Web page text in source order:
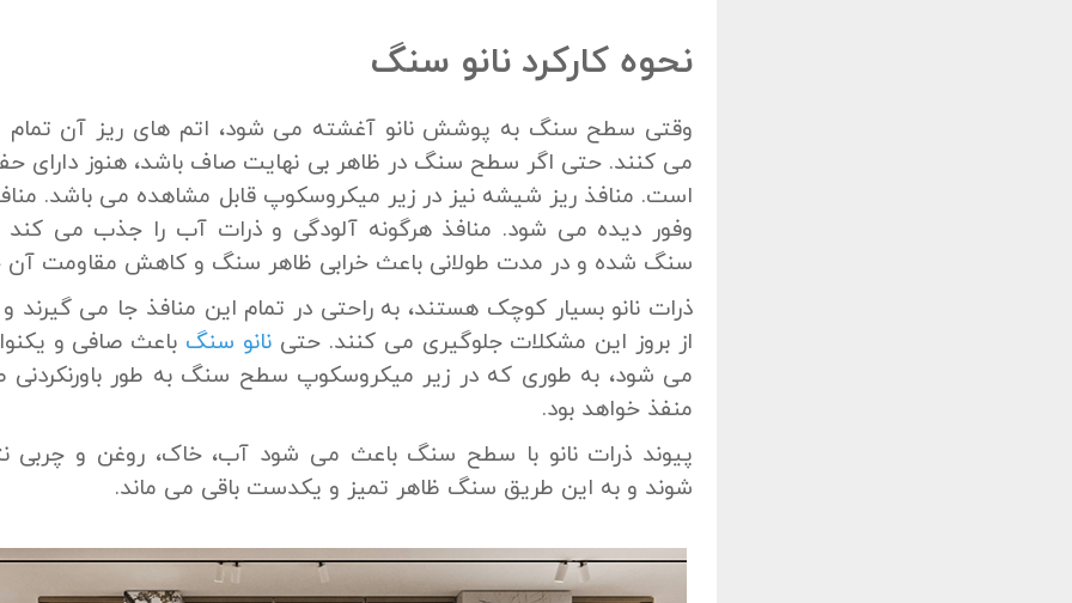
نحوه کارکرد نانو سنگ
وقتی سطح سنگ به پوشش نانو آغشته می شود، اتم های ریز آن تمام
می کنند. حتی اگر سطح سنگ در ظاهر بی نهایت صاف باشد، هنوز دارای
است. منافذ ریز شیشه نیز در زیر میکروسکوپ قابل مشاهده می باشد.
وفور دیده می شود. منافذ هرگونه آلودگی و ذرات آب را جذب می
سنگ شده و در مدت طولانی باعث خرابی ظاهر سنگ و کاهش مقاومت آن
ذرات نانو بسیار کوچک هستند، به راحتی در تمام این منافذ جا می گیرند و
از بروز این مشکلات جلوگیری می کنند. حتی نانو سنگ باعث صافی و
می شود، به طوری که در زیر میکروسکوپ سطح سنگ به طور
منفذ خواهد بود.
پیوند ذرات نانو با سطح سنگ باعث می شود آب، خاک، روغن و چربی
شوند و به این طریق سنگ ظاهر تمیز و یکدست باقی می ماند.